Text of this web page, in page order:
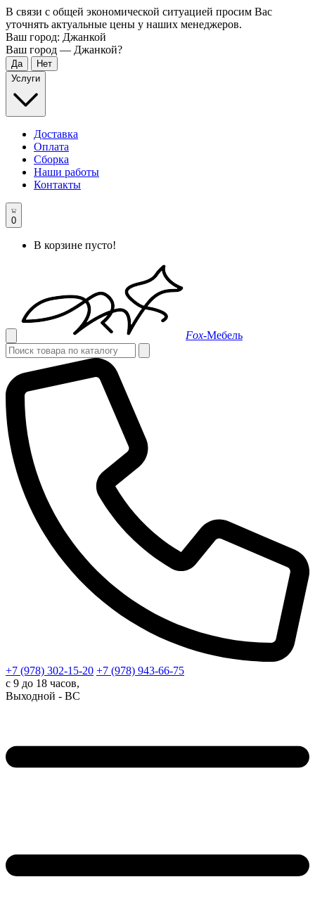
В связи с общей экономической ситуацией просим Вас
уточнять актуальные цены у наших менеджеров.
Ваш город: Джанкой
Ваш город — Джанкой?
Услуги
Доставка
Оплата
Сборка
Наши работы
Контакты
0
В корзине пусто!
Fox-Мебель
+7 (978) 302-15-20 +7 (978) 943-66-75
с 9 до 18 часов,
Выходной - ВС